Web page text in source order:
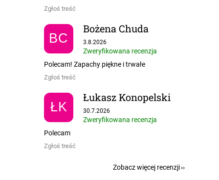
Zgłoś treść
BC
Bożena Chuda
Ocena sklepu to 5 na 5 gwiazdek.
3.8.2026
Zweryfikowana recenzja
Polecam! Zapachy piękne i trwałe
Zgłoś treść
ŁK
Łukasz Konopelski
Ocena sklepu to 5 na 5 gwiazdek.
30.7.2026
Zweryfikowana recenzja
Polecam
Zgłoś treść
Zobacz więcej recenzji